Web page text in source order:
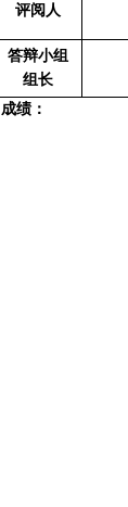
评阅人
答辩小组
组长
成绩：
系